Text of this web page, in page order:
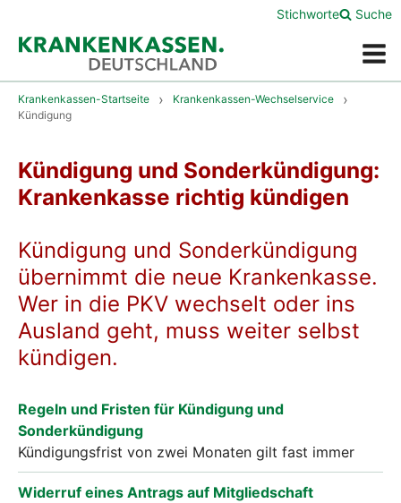
Menü
Stichworte Suche
Krankenkassen-Startseite
Krankenkassen-Wechselservice
Kündigung
Kündigung und Sonderkündigung:
Krankenkasse richtig kündigen
Kündigung und Sonderkündigung
übernimmt die neue Krankenkasse.
Wer in die PKV wechselt oder ins
Ausland geht, muss weiter selbst
kündigen.
Regeln und Fristen für Kündigung und
Sonderkündigung
Kündigungsfrist von zwei Monaten gilt fast immer
Widerruf eines Antrags auf Mitgliedschaft